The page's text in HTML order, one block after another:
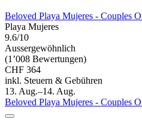
Beloved Playa Mujeres - Couples
Playa Mujeres
9.6/10
Aussergewöhnlich
(1’008 Bewertungen)
CHF 364
inkl. Steuern & Gebühren
13. Aug.–14. Aug.
Beloved Playa Mujeres - Couples